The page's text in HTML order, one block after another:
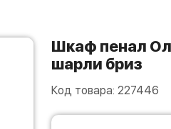
Шкаф пенал Олива ПН-03 для посуды дуб каньон/MF11
шарли бриз
Код товара: 227446